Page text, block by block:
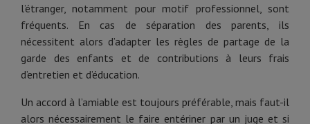
l’étranger, notamment pour motif professionnel, sont
fréquents. En cas de séparation des parents, ils
nécessitent alors d’adapter les règles de partage de la
garde des enfants et de contributions à leurs frais
d’entretien et d’éducation.
Un accord à l’amiable est toujours préférable, mais faut-il
alors nécessairement le faire entériner par un juge et si